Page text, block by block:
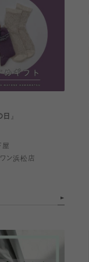
』
屋
ン浜松店